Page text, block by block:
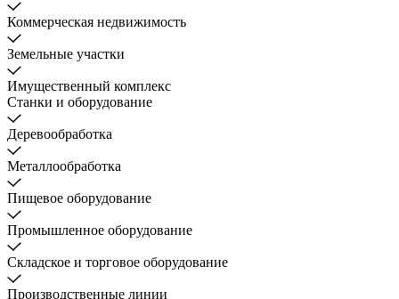
Коммерческая недвижимость
Земельные участки
Имущественный комплекс
Станки и оборудование
Деревообработка
Металлообработка
Пищевое оборудование
Промышленное оборудование
Складское и торговое оборудование
Производственные линии